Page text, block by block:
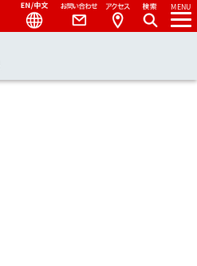
MENU
Access
Contact
Language
中文